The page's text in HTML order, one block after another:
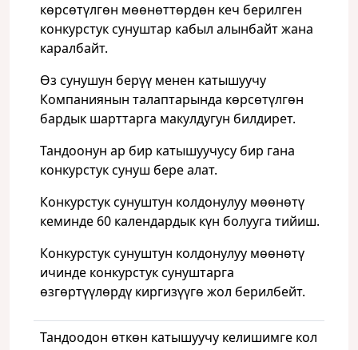
көрсөтүлгөн мөөнөттөрдөн кеч берилген
конкурстук сунуштар кабыл алынбайт жана
каралбайт.
Өз сунушун берүү менен катышуучу
Компаниянын талаптарында көрсөтүлгөн
бардык шарттарга макулдугун билдирет.
Тандоонун ар бир катышуучусу бир гана
конкурстук сунуш бере алат.
Конкурстук сунуштун колдонулуу мөөнөтү
кеминде 60 календардык күн болууга тийиш.
Конкурстук сунуштун колдонулуу мөөнөтү
ичинде конкурстук сунуштарга
өзгөртүүлөрдү киргизүүгө жол берилбейт.
Тандоодон өткөн катышуучу келишимге кол